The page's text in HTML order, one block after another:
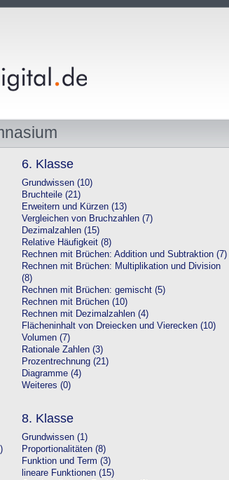
6. Klasse
Grundwissen (10)
Bruchteile (21)
Erweitern und Kürzen (13)
Vergleichen von Bruchzahlen (7)
Dezimalzahlen (15)
Relative Häufigkeit (8)
Rechnen mit Brüchen: Addition und Subtraktion (7)
Rechnen mit Brüchen: Multiplikation und Division
(8)
Rechnen mit Brüchen: gemischt (5)
Rechnen mit Brüchen (10)
Rechnen mit Dezimalzahlen (4)
Flächeninhalt von Dreiecken und Vierecken (10)
Volumen (7)
Rationale Zahlen (3)
Prozentrechnung (21)
Diagramme (4)
Weiteres (0)
8. Klasse
Grundwissen (1)
Proportionalitäten (8)
Funktion und Term (3)
lineare Funktionen (15)